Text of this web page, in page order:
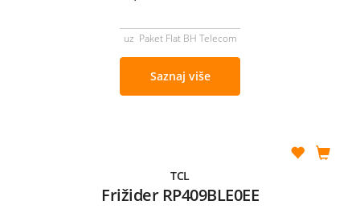
uz Paket Flat BH Telecom
Saznaj više
TCL
Frižider RP409BLE0EE